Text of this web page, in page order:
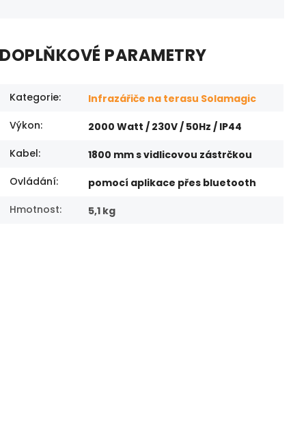
DOPLŇKOVÉ PARAMETRY
Kategorie:
Infrazářiče na terasu Solamagic
Výkon:
2000 Watt / 230V / 50Hz / IP44
Kabel:
1800 mm s vidlicovou zástrčkou
Ovládání:
pomocí aplikace přes bluetooth
Hmotnost: 5,1 kg